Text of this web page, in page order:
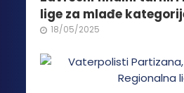
izabrane
na
proizvoda.
lige za mlađe
18/05/2025